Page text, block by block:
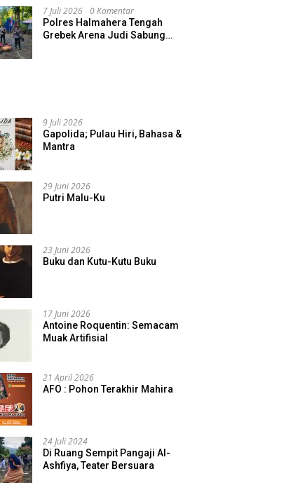
7 Juli 2026 0 Komentar
Polres Halmahera Tengah
Grebek Arena Judi Sabung
9 Juli 2026
Gapolida; Pulau Hiri, Bahasa &
Mantra
29 Juni 2026
Putri Malu-Ku
23 Juni 2026
Buku dan Kutu-Kutu Buku
17 Juni 2026
Antoine Roquentin: Semacam
Muak Artifisial
21 April 2026
AFO : Pohon Terakhir Mahira
24 Juli 2024
Di Ruang Sempit Pangaji Al-
Ashfiya, Teater Bersuara